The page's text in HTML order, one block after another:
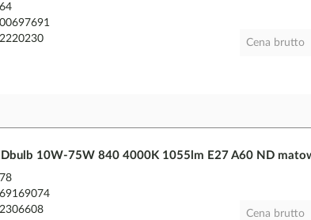
Cena brutto
10W-75W 840 4000K 1055lm E27 A60 ND
Cena brutto